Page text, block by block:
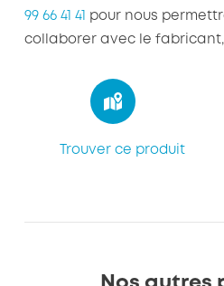
99 66 41 41
pour nous
collaborer avec le fabricant,
Trouver ce produit